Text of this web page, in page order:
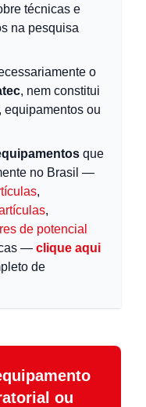
técnicas e
na pesquisa
o
, nem constitui
equipamentos ou
que
no Brasil —
,
,
de potencial
— clique aqui
de
ou